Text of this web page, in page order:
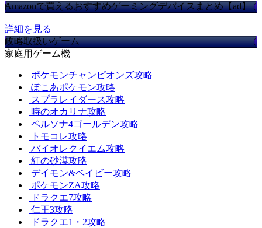
Amazonで買えるおすすめゲーミングデバイスまとめ【ad】
詳細を見る
攻略取扱いゲーム
家庭用ゲーム機
ポケモンチャンピオンズ攻略
ぽこあポケモン攻略
スプラレイダース攻略
時のオカリナ攻略
ペルソナ4ゴールデン攻略
トモコレ攻略
バイオレクイエム攻略
紅の砂漠攻略
デイモン&ベイビー攻略
ポケモンZA攻略
ドラクエ7攻略
仁王3攻略
ドラクエ1・2攻略